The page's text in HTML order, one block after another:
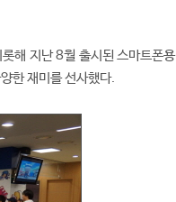
해 지난 8월 출시된 스마트폰용
한 재미를 선사했다.